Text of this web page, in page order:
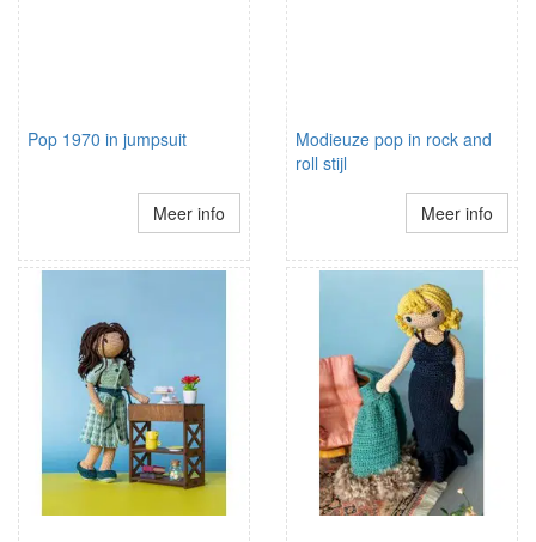
Pop 1970 in jumpsuit
Meer info
Modieuze pop in rock and
roll stijl
Meer info